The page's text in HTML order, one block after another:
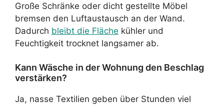
Große Schränke oder dicht gestellte Möbel
bremsen den Luftaustausch an der Wand.
Dadurch bleibt die Fläche kühler und
Feuchtigkeit trocknet langsamer ab.
Kann Wäsche in der Wohnung den Beschlag
verstärken?
Ja, nasse Textilien geben über Stunden viel